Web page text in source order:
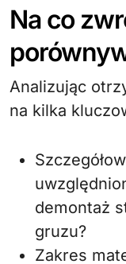
Na co
Analizując
na kilka
demontaż
gruzu?
Zakres